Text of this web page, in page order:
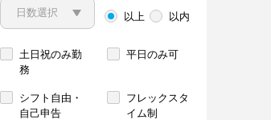
以上 以内
土日祝のみ勤
務
平日のみ可
シフト自由・
自己申告
フレックスタ
イム制